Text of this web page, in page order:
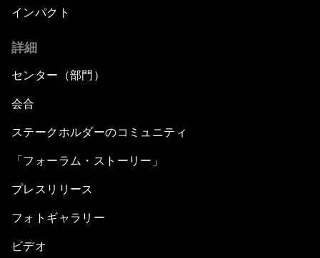
インパクト
詳細
センター（部門）
会合
ステークホルダーのコミュニティ
「フォーラム・ストーリー」
プレスリリース
フォトギャラリー
ビデオ